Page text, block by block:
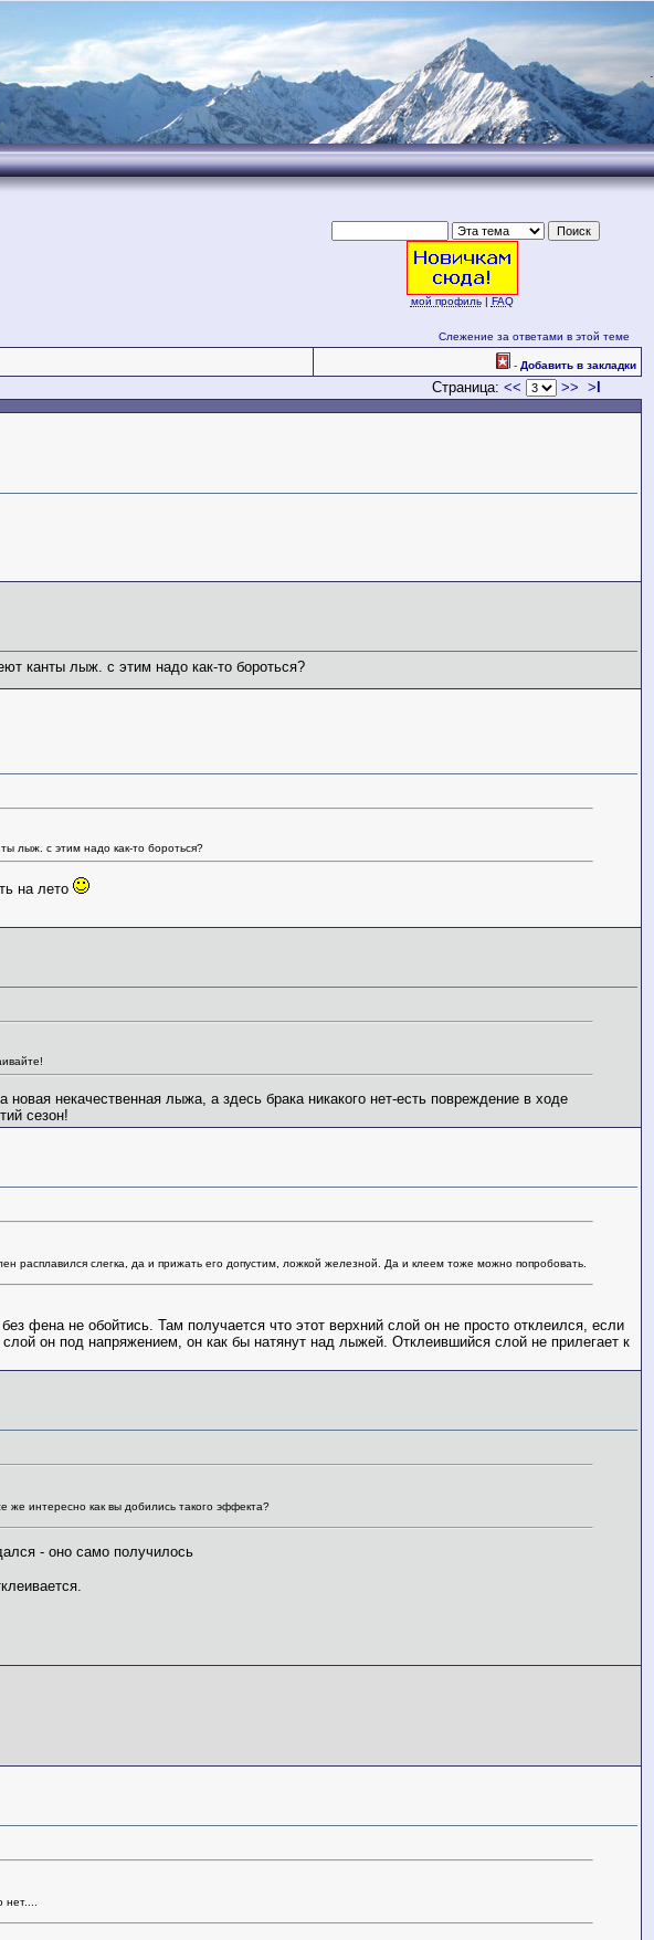
.
мой профиль| FAQ
Слежение за ответами в этой теме
- Добавить в закладки
Страница: << >> >
канты лыж. с этим надо как-то бороться?
лыж. с этим надо как-то бороться?
на лето
некачественная лыжа, а здесь брака никакого нет-есть повреждение в ходе
сезон!
расплавился слегка, да и прижать его допустим, ложкой железной. Да и клеем тоже можно попробовать.
фена не обойтись. Там получается что этот верхний слой он не просто отклеился, если
он под напряжением, он как бы натянут над лыжей. Отклеившийся слой не прилегает к
же интересно как вы добились такого эффекта?
- оно само получилось